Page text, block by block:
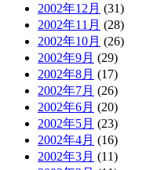
2002年12月 (31)
2002年11月 (28)
2002年10月 (26)
2002年9月 (29)
2002年8月 (17)
2002年7月 (26)
2002年6月 (20)
2002年5月 (23)
2002年4月 (16)
2002年3月 (11)